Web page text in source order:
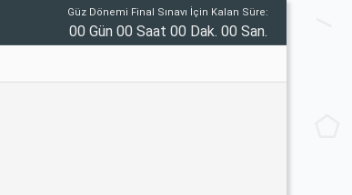
Güz Dönemi Final Sınavı İçin Kalan Süre:
00 Gün 00 Saat 00 Dak. 00 San.